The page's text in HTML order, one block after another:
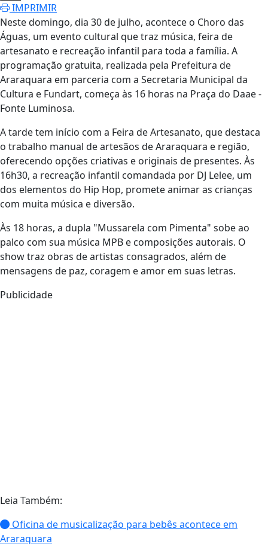
IMPRIMIR
Neste domingo, dia 30 de julho, acontece o Choro das
Águas, um evento cultural que traz música, feira de
artesanato e recreação infantil para toda a família. A
programação gratuita, realizada pela Prefeitura de
Araraquara em parceria com a Secretaria Municipal da
Cultura e Fundart, começa às 16 horas na Praça do Daae -
Fonte Luminosa.
A tarde tem início com a Feira de Artesanato, que destaca
o trabalho manual de artesãos de Araraquara e região,
oferecendo opções criativas e originais de presentes. Às
16h30, a recreação infantil comandada por DJ Lelee, um
dos elementos do Hip Hop, promete animar as crianças
com muita música e diversão.
Às 18 horas, a dupla "Mussarela com Pimenta" sobe ao
palco com sua música MPB e composições autorais. O
show traz obras de artistas consagrados, além de
mensagens de paz, coragem e amor em suas letras.
Publicidade
Leia Também:
Oficina de musicalização para bebês acontece em
Araraquara